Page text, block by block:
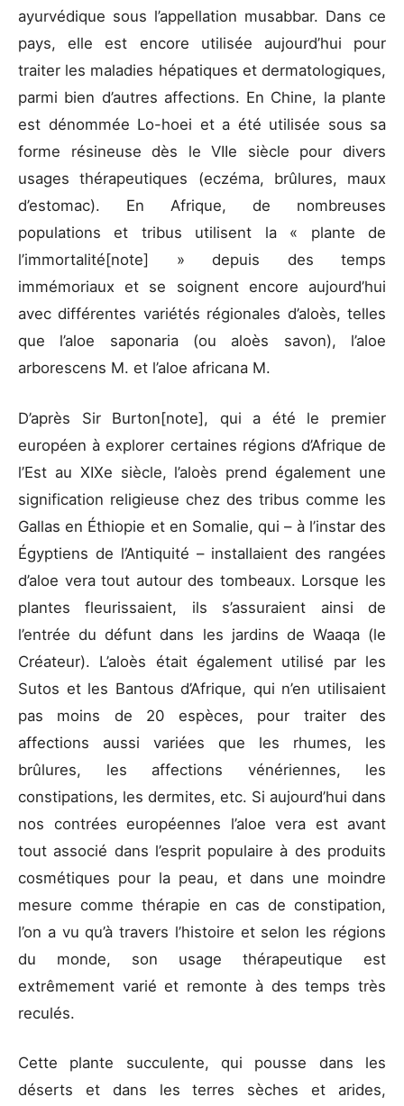
ayurvédique sous l’appellation musabbar. Dans ce
pays, elle est encore utilisée aujourd’hui pour
traiter les maladies hépatiques et dermatologiques,
parmi bien d’autres affections. En Chine, la plante
est dénommée Lo-hoei et a été utilisée sous sa
forme résineuse dès le VIIe siècle pour divers
usages thérapeutiques (eczéma, brûlures, maux
d’estomac). En Afrique, de nombreuses
populations et tribus utilisent la « plante de
l’immortalité[note] » depuis des temps
immémoriaux et se soignent encore aujourd’hui
avec différentes variétés régionales d’aloès, telles
que l’aloe saponaria (ou aloès savon), l’aloe
arborescens M. et l’aloe africana M.
D’après Sir Burton[note], qui a été le premier
européen à explorer certaines régions d’Afrique de
l’Est au XIXe siècle, l’aloès prend également une
signification religieuse chez des tribus comme les
Gallas en Éthiopie et en Somalie, qui – à l’instar des
Égyptiens de l’Antiquité – installaient des rangées
d’aloe vera tout autour des tombeaux. Lorsque les
plantes fleurissaient, ils s’assuraient ainsi de
l’entrée du défunt dans les jardins de Waaqa (le
Créateur). L’aloès était également utilisé par les
Sutos et les Bantous d’Afrique, qui n’en utilisaient
pas moins de 20 espèces, pour traiter des
affections aussi variées que les rhumes, les
brûlures, les affections vénériennes, les
constipations, les dermites, etc. Si aujourd’hui dans
nos contrées européennes l’aloe vera est avant
tout associé dans l’esprit populaire à des produits
cosmétiques pour la peau, et dans une moindre
mesure comme thérapie en cas de constipation,
l’on a vu qu’à travers l’histoire et selon les régions
du monde, son usage thérapeutique est
extrêmement varié et remonte à des temps très
reculés.
Cette plante succulente, qui pousse dans les
déserts et dans les terres sèches et arides,